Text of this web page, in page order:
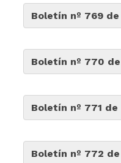
Boletín nº 769
Boletín nº 770
Boletín nº 771
Boletín nº 772